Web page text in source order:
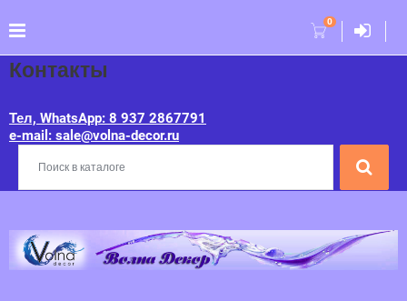
0
Контакты
Тел, WhatsApp: 8 937 2867791
e-mail: sale@volna-decor.ru